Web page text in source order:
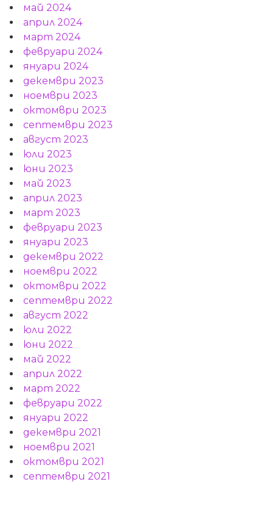
май 2024
април 2024
март 2024
февруари 2024
януари 2024
декември 2023
ноември 2023
октомври 2023
септември 2023
август 2023
юли 2023
юни 2023
май 2023
април 2023
март 2023
февруари 2023
януари 2023
декември 2022
ноември 2022
октомври 2022
септември 2022
август 2022
юли 2022
юни 2022
май 2022
април 2022
март 2022
февруари 2022
януари 2022
декември 2021
ноември 2021
октомври 2021
септември 2021